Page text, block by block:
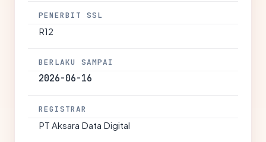
PENERBIT SSL
R12
BERLAKU SAMPAI
2026-06-16
REGISTRAR
PT Aksara Data Digital